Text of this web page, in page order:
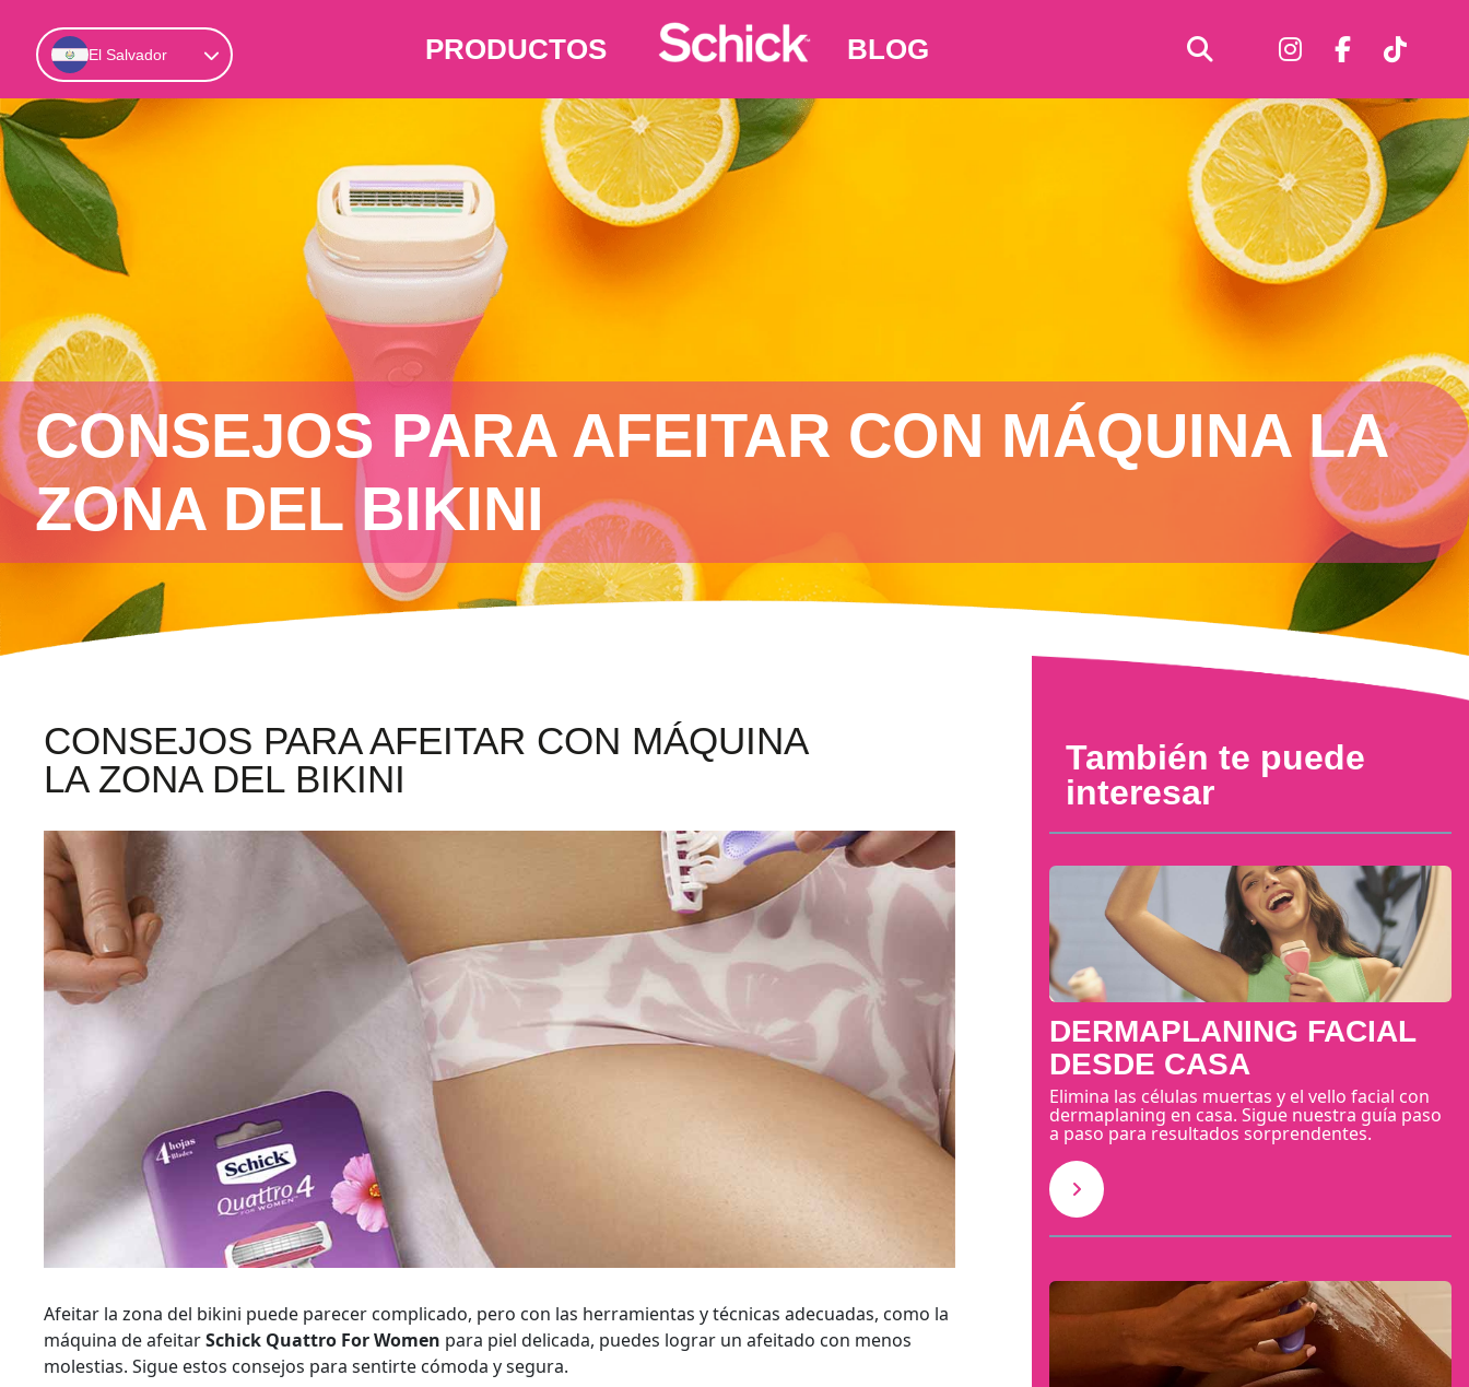
El Salvador PRODUCTOS BLOG
CONSEJOS PARA AFEITAR CON MÁQUINA LA
ZONA DEL BIKINI
CONSEJOS PARA AFEITAR CON MÁQUINA
LA ZONA DEL BIKINI
Afeitar la zona del bikini puede parecer complicado, pero con las herramientas y técnicas adecuadas, como la
máquina de afeitarSchick Quattro For Women para piel delicada, puedes lograr un afeitado con menos
molestias. Sigue estos consejos para sentirte cómoda y segura.
También te puede
interesar
DERMAPLANING FACIAL
DESDE CASA
Elimina las células muertas y el vello facial con
dermaplaning en casa. Sigue nuestra guía paso
a paso para resultados sorprendentes.